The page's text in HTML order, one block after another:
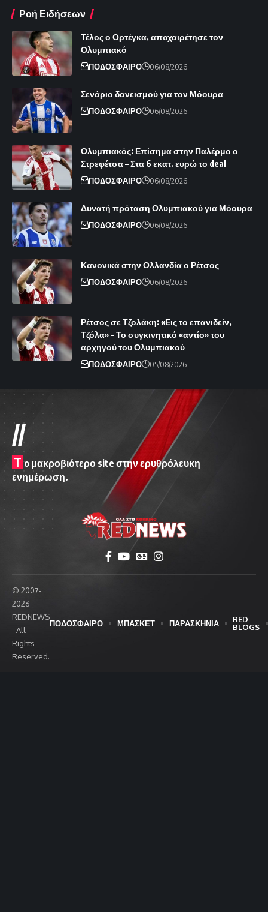
Ροή Ειδήσεων
Τέλος ο Ορτέγκα, αποχαιρέτησε τον
Ολυμπιακό
ΠΟΔΟΣΦΑΙΡΟ 06/08/2026
Σενάριο δανεισμού για τον Μόουρα
ΠΟΔΟΣΦΑΙΡΟ 06/08/2026
Ολυμπιακός: Επίσημα στην Παλέρμο ο
Στρεφέτσα – Στα 6 εκατ. ευρώ το deal
ΠΟΔΟΣΦΑΙΡΟ 06/08/2026
Δυνατή πρόταση Ολυμπιακού για Μόουρα
ΠΟΔΟΣΦΑΙΡΟ 06/08/2026
Κανονικά στην Ολλανδία ο Ρέτσος
ΠΟΔΟΣΦΑΙΡΟ 06/08/2026
Ρέτσος σε Τζολάκη: «Εις το επανιδείν,
Τζόλα» – Το συγκινητικό «αντίο» του
αρχηγού του Ολυμπιακού
ΠΟΔΟΣΦΑΙΡΟ 05/08/2026
//
T o μακροβιότερο site στην ερυθρόλευκη
ενημέρωση.
© 2007-
2026
REDNEWS
- All
Rights
Reserved.
ΠΟΔΟΣΦΑΙΡΟ ΜΠΑΣΚΕΤ ΠΑΡΑΣΚΗΝΙΑ
RED
BLOGS